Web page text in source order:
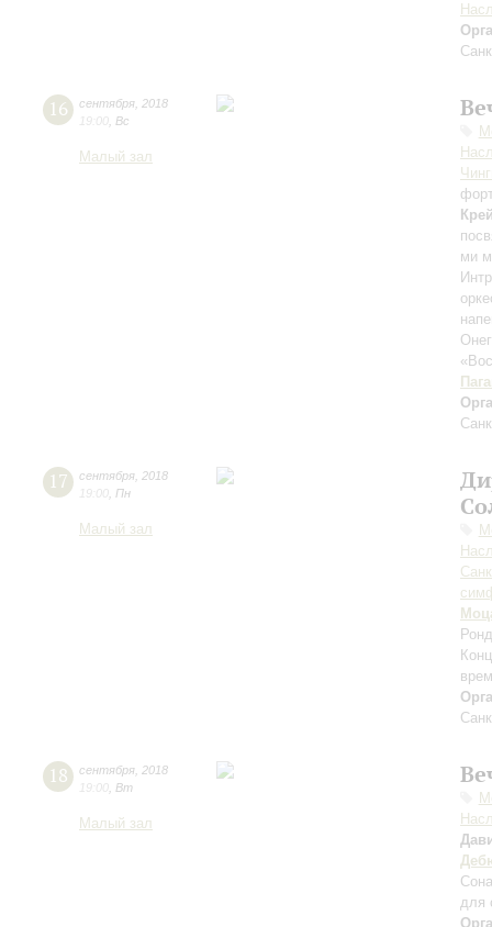
16 сентября 2018
19:00 Вс
Малый зал
ми
17 сентября 2018
19:00 Пн
Малый зал
18 сентября 2018
19:00 Вт
Малый зал
для